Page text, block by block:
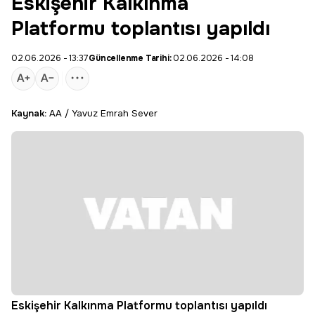
Platformu toplantısı yapıldı
02.06.2026 - 13:37Güncellenme Tarihi:02.06.2026 - 14:08
Kaynak: AA / Yavuz Emrah Sever
Eskişehir Kalkınma Platformu toplantısı yapıldı